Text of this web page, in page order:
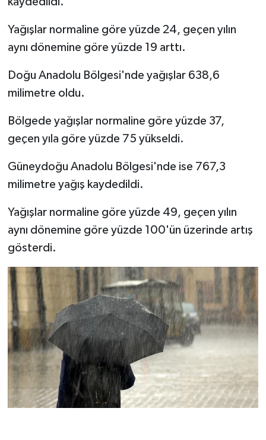
Yağışlar normaline göre yüzde 24, geçen yılın
aynı dönemine göre yüzde 19 arttı.
Doğu Anadolu Bölgesi'nde yağışlar 638,6
milimetre oldu.
Bölgede yağışlar normaline göre yüzde 37,
geçen yıla göre yüzde 75 yükseldi.
Güneydoğu Anadolu Bölgesi'nde ise 767,3
milimetre yağış kaydedildi.
Yağışlar normaline göre yüzde 49, geçen yılın
aynı dönemine göre yüzde 100'ün üzerinde artış
gösterdi.